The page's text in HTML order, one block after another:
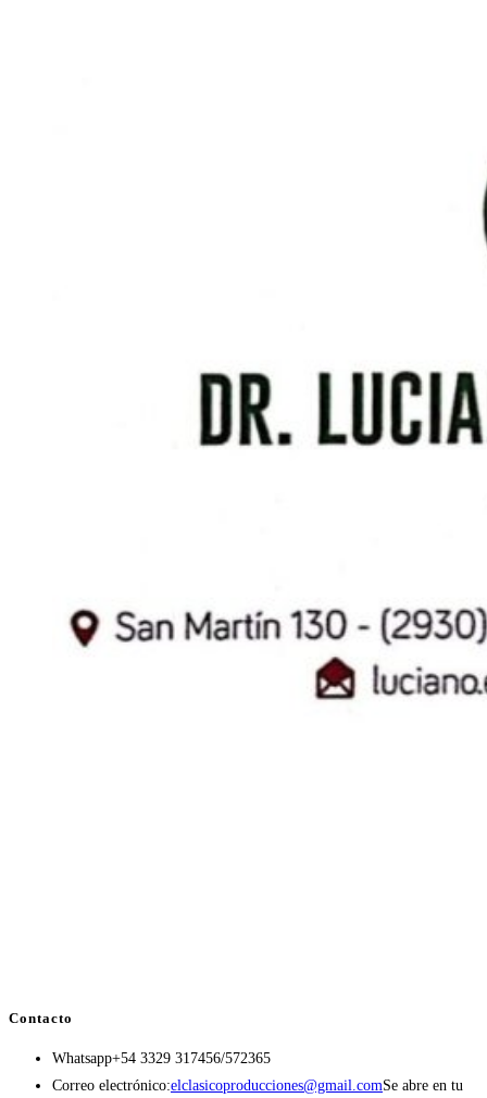
Contacto
Whatsapp+54 3329 317456/572365
Correo electrónico:elclasicoproducciones@gmail.comSe abre en tu